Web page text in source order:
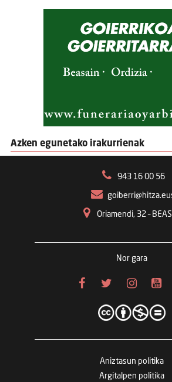
Azken egunetako irakurrienak
943 16 00 56
Oriamendi, 32 –
Nor gara
Aniztasun politika
Argitalpen politika